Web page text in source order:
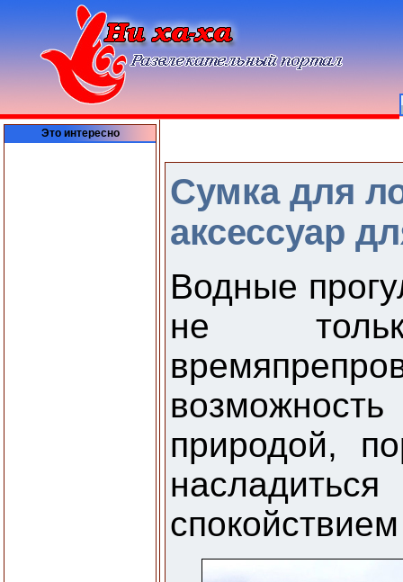
Это интересно
Сумка для
аксессуар
Водные
не
природой,